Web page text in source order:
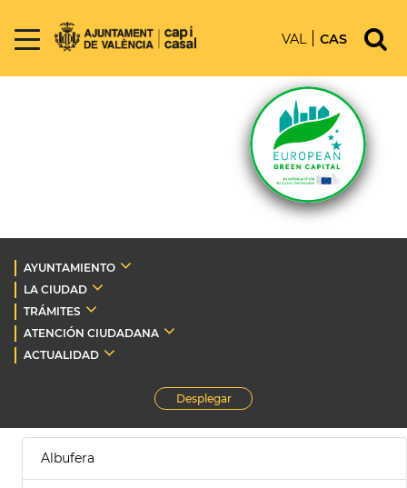
VAL CAS
AYUNTAMIENTO
LA CIUDAD
TRÁMITES
ATENCIÓN CIUDADANA
ACTUALIDAD
Desplegar
Albufera